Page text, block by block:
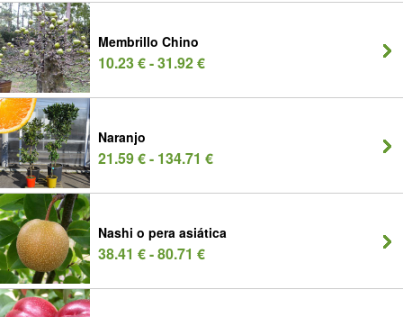
Membrillo Chino
10.23 € - 31.92 €
Naranjo
21.59 € - 134.71 €
Nashi o pera asiática
38.41 € - 80.71 €